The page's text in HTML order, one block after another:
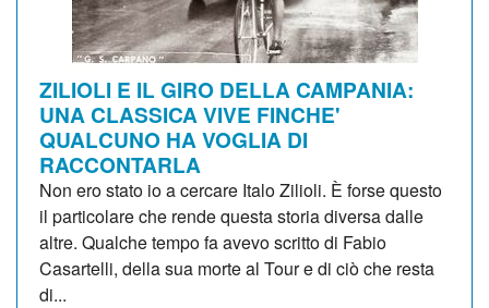
ZILIOLI E IL GIRO DELLA CAMPANIA:
UNA CLASSICA VIVE FINCHE'
QUALCUNO HA VOGLIA DI
RACCONTARLA
Non ero stato io a cercare Italo Zilioli. È forse questo
il particolare che rende questa storia diversa dalle
altre. Qualche tempo fa avevo scritto di Fabio
Casartelli, della sua morte al Tour e di ciò che resta
di...